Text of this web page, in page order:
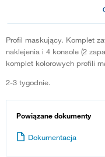
Profil maskujący. Komplet
naklejenia i 4 konsole (2
komplet kolorowych profili
2-3 tygodnie.
Powiązane dokumenty
Dokumentacja